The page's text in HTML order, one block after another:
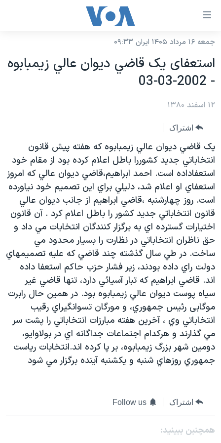
لینکهای
دسترسی
جهش
محتوای
اصلی
صفحه
اصلی
جهش
به
جستجو
نسخه سبک وب‌سایت
موضوع ها
ایران
آمریکا
جهان
ورزشی
گزیده‌ها
ویژه برنامه‌ها
ویدیوها
فرهنگ و زندگی
حقوق شهروندی
اقتصادی
علم و فناوری
اسرائیل در جنگ
گالری عکس
آرشیو پخش زنده
برنامه های تلویزیونی
جدول برنامه ها
صفحه‌های ویژه
جام جهانی ۲۰۲۶
عملیات خشم حماسی
بایگانی برنامه‌های تلویزیونی
مستندها
انتخابات ریاست جمهوری آمریکا ۲۰۲۴
حمله جمهوری اسلامی به اسرائیل
رمز مهسا
ورزش زنان در ایران
اعتراضات زن، زندگی، آزادی
مجموعه مستندهای دادخواهی
تریبونال مردمی آبان ۹۸
قانون شفافیت دارائی کادر رهبری ایران
اعتراضات مردمی آبان ۹۸
فرکانس‌های صدای آمریکا
پخش رادیویی
یادگیری زبان انگلیسی
دنبال کنید
زبانهای مختلف
جمعه ۱۶ مرداد ۱۴۰۵ ایران ۰۹:۳۳
استعفای يک قاضي ديوان عالي زيمبابوه
- 2002-03-03
۱۲ اسفند ۱۳۸۰
اشتراک
يک قاضي ديوان عالي زيمبابوه که هفته پيش قانون
انتخاباتي جديد کشوررا باطل اعلام کرده بود از مقام خود
استعفاداده است. احمد ابراهيم،قاضي ديوان عالي که امروز
استعفاي او اعلام شد، دليلي براي اين تصميم خود نياورده
است. روز چهارشنبه ،قاضي ابراهيم از جانب ديوان عالي
قانون انتخاباتي جديد کشور را باطل اعلام کرد . آن قانون
اختيارات گسترده اي به برگزار کنندگان انتخابات مي داد و
حق ناظران انتخاباتي در نظارت را بسيار محدود مي
ساخت. در طي سال گذشته چند قاضي که عليه تصميمهاي
دولت راي داده بودند، زير فشار حزب حاکم استعفا داده
اند. قاضي ابراهيم که تبار آسيائي دارد، تنها قاضي غير
سياه پوست ديوان عالي زيمبابوه بود. در همين حال رابرت
موگابی رئيس جمهوري، و مورگان تسوانگيراي رقيب
انتخاباتي وي ، آخرين هفته مبارزات انتخاباتي را پشت سر
مي گذارند و هرکدام اجتماعات جداگانه اي در بولاوايو،
دومين شهر بزرگ زيمبابوه، بر پا کرده اند.انتخابات رياست
جمهوري روزهاي شنبه و يکشنبه آينده برگزار مي شود
اشتراک Follow us
همچنبن ببینید: